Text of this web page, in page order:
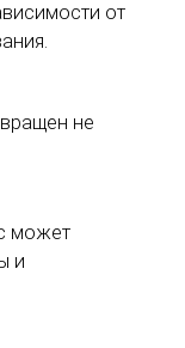
от
не
может
и